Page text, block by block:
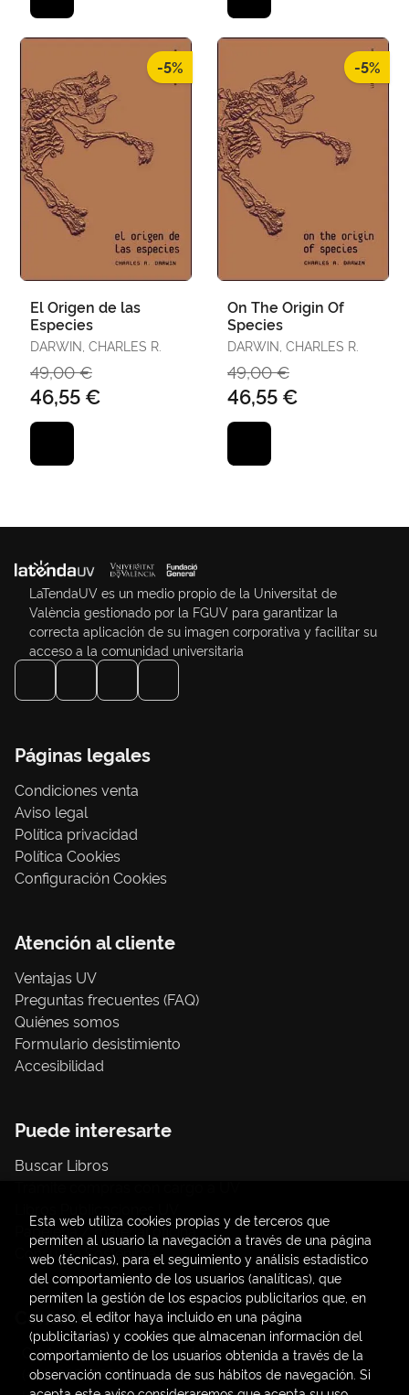
-5%
El Origen de las
Especies
DARWIN, CHARLES R.
49,00 €
46,55 €
-5%
On The Origin Of
Species
DARWIN, CHARLES R.
49,00 €
46,55 €
LaTendaUV es un medio propio de la Universitat de
València gestionado por la FGUV para garantizar la
correcta aplicación de su imagen corporativa y facilitar su
acceso a la comunidad universitaria
Páginas legales
Condiciones venta
Aviso legal
Política privacidad
Política Cookies
Configuración Cookies
Atención al cliente
Ventajas UV
Preguntas frecuentes (FAQ)
Quiénes somos
Formulario desistimiento
Accesibilidad
Puede interesarte
Buscar Libros
Papelería / material oficina
Consumo Sostenible
Contacto
C/ Amadeo de Saboya, 4
(+34) 963828968
Esta web utiliza cookies propias y de terceros que
permiten al usuario la navegación a través de una página
web (técnicas), para el seguimiento y análisis estadístico
del comportamiento de los usuarios (analíticas), que
permiten la gestión de los espacios publicitarios que, en
su caso, el editor haya incluido en una página
(publicitarias) y cookies que almacenan información del
comportamiento de los usuarios obtenida a través de la
observación continuada de sus hábitos de navegación. Si